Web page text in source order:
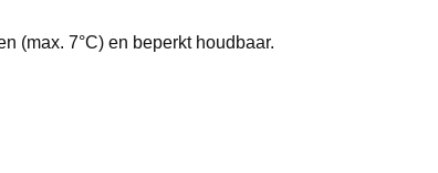
(max. 7°C) en beperkt houdbaar.